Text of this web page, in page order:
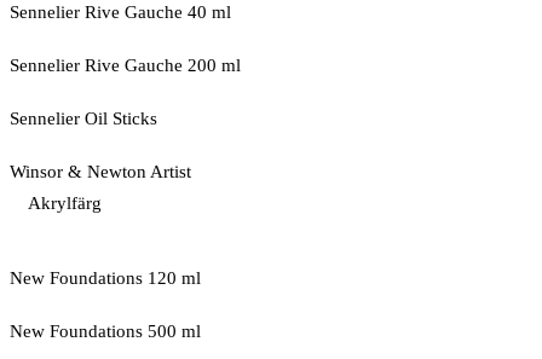
Sennelier Rive Gauche 40 ml
Sennelier Rive Gauche 200 ml
Sennelier Oil Sticks
Winsor & Newton Artist
Akrylfärg
New Foundations 120 ml
New Foundations 500 ml